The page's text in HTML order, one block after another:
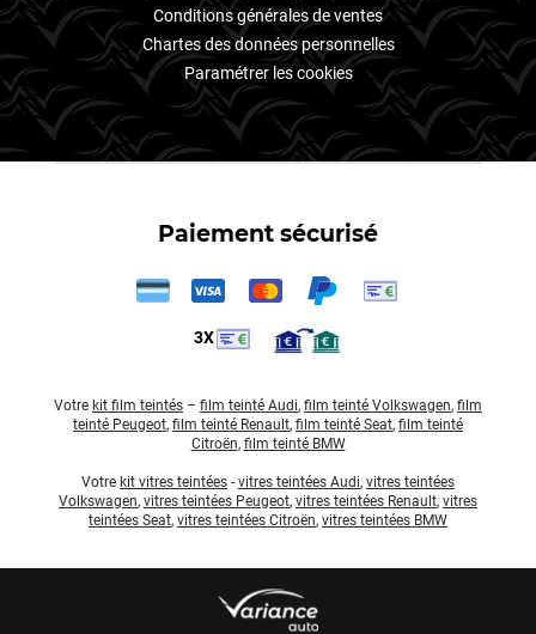
Conditions générales de ventes
Chartes des données personnelles
Paramétrer les cookies
Paiement sécurisé
3X
Votre kit film teintés – film teinté Audi, film teinté Volkswagen, film
teinté Peugeot, film teinté Renault, film teinté Seat, film teinté
Citroën, film teinté BMW
Votre kit vitres teintées - vitres teintées Audi, vitres teintées
Volkswagen, vitres teintées Peugeot, vitres teintées Renault, vitres
teintées Seat, vitres teintées Citroën, vitres teintées BMW